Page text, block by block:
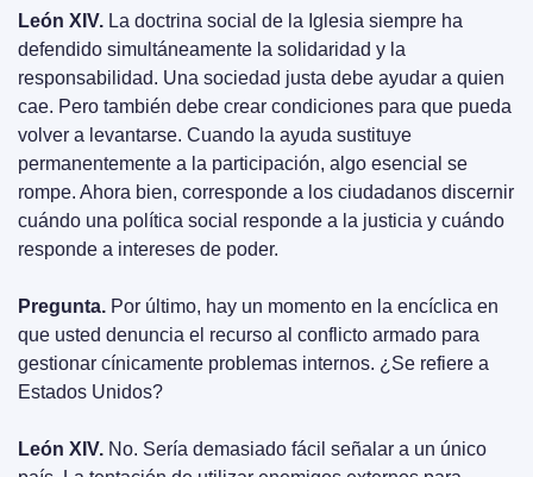
León XIV. La doctrina social de la Iglesia siempre ha
defendido simultáneamente la solidaridad y la
responsabilidad. Una sociedad justa debe ayudar a quien
cae. Pero también debe crear condiciones para que pueda
volver a levantarse. Cuando la ayuda sustituye
permanentemente a la participación, algo esencial se
rompe. Ahora bien, corresponde a los ciudadanos discernir
cuándo una política social responde a la justicia y cuándo
responde a intereses de poder.
Pregunta. Por último, hay un momento en la encíclica en
que usted denuncia el recurso al conflicto armado para
gestionar cínicamente problemas internos. ¿Se refiere a
Estados Unidos?
León XIV. No. Sería demasiado fácil señalar a un único